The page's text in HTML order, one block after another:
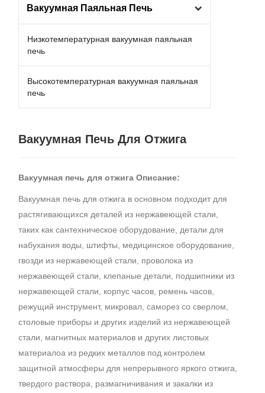
Вакуумная Паяльная Печь
Низкотемпературная вакуумная паяльная
печь
Высокотемпературная вакуумная паяльная
печь
Вакуумная Печь Для Отжига
Вакуумная печь для отжига Описание:
Вакуумная печь для отжига в основном подходит для
растягивающихся деталей из нержавеющей стали,
таких как сантехническое оборудование, детали для
набухания воды, штифты, медицинское оборудование,
гвозди из нержавеющей стали, проволока из
нержавеющей стали, клепаные детали, подшипники из
нержавеющей стали, корпус часов, ремень часов,
режущий инструмент, микровал, саморез со сверлом,
столовые приборы и других изделий из нержавеющей
стали, магнитных материалов и других листовых
материалоа из редких металлов под контролем
защитной атмосферы для непрерывного яркого отжига,
твердого раствора, размагничивания и закалки из